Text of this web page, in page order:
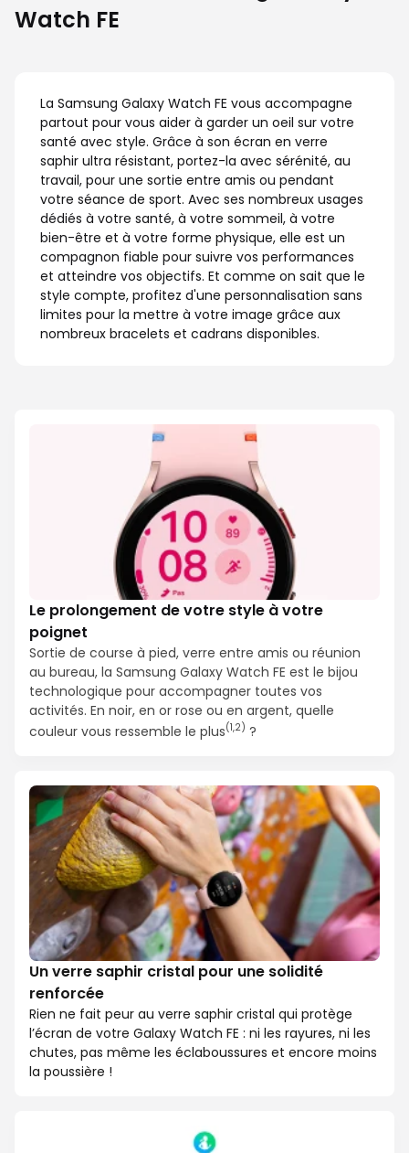
Watch FE
La Samsung Galaxy Watch FE vous accompagne
partout pour vous aider à garder un oeil sur votre
santé avec style. Grâce à son écran en verre
saphir ultra résistant, portez-la avec sérénité, au
travail, pour une sortie entre amis ou pendant
votre séance de sport. Avec ses nombreux usages
dédiés à votre santé, à votre sommeil, à votre
bien-être et à votre forme physique, elle est un
compagnon fiable pour suivre vos performances
et atteindre vos objectifs. Et comme on sait que le
style compte, profitez d'une personnalisation sans
limites pour la mettre à votre image grâce aux
nombreux bracelets et cadrans disponibles.
Le prolongement de votre style à votre
poignet
Sortie de course à pied, verre entre amis ou réunion
au bureau, la Samsung Galaxy Watch FE est le bijou
technologique pour accompagner toutes vos
activités. En noir, en or rose ou en argent, quelle
couleur vous ressemble le plus(1,2) ?
Un verre saphir cristal pour une solidité
renforcée
Rien ne fait peur au verre saphir cristal qui protège
l’écran de votre Galaxy Watch FE : ni les rayures, ni les
chutes, pas même les éclaboussures et encore moins
la poussière !